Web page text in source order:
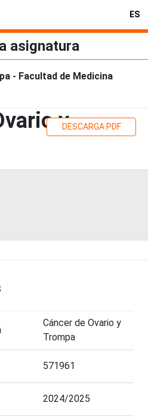
ES
asignatura
- Facultad de Medicina
yDESCARGA PDF
Cáncer de Ovario y
Trompa
571961
2024/2025